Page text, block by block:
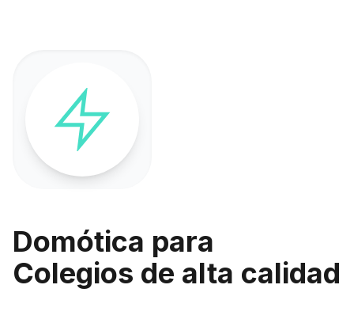
Domótica para
Colegios de alta calidad